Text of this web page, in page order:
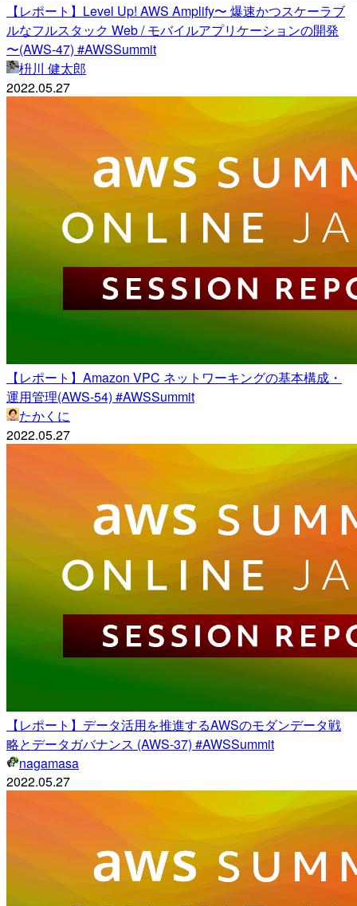
【レポート】Level Up! AWS Amplify〜 爆速かつスケーラブ
ルなフルスタック Web / モバイルアプリケーションの開発
〜(AWS-47) #AWSSummit
枡川 健太郎
2022.05.27
【レポート】Amazon VPC ネットワーキングの基本構成・
運用管理(AWS-54) #AWSSummit
たかくに
2022.05.27
【レポート】データ活用を推進するAWSのモダンデータ戦
略とデータガバナンス (AWS-37) #AWSSummit
nagamasa
2022.05.27